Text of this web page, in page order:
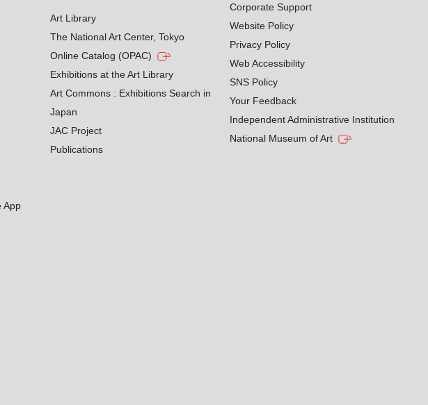
App
Art Library
The National Art Center, Tokyo
Online Catalog (OPAC)
Exhibitions at the Art Library
Art Commons : Exhibitions Search in
Japan
JAC Project
Publications
Corporate Support
Website Policy
Privacy Policy
Web Accessibility
SNS Policy
Your Feedback
Independent Administrative Institution
National Museum of Art